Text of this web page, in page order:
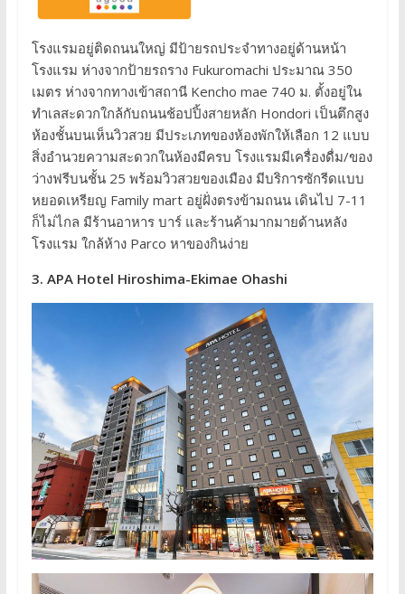
โรงแรมอยู่ติดถนนใหญ่ มีป้ายรถประจำทางอยู่ด้านหน้า
โรงแรม ห่างจากป้ายรถราง Fukuromachi ประมาณ 350
เมตร ห่างจากทางเข้าสถานี Kencho mae 740 ม. ตั้งอยู่ใน
ทำเลสะดวกใกล้กับถนนช้อปปิ้งสายหลัก Hondori เป็นตึกสูง
ห้องชั้นบนเห็นวิวสวย มีประเภทของห้องพักให้เลือก 12 แบบ
สิ่งอำนวยความสะดวกในห้องมีครบ โรงแรมมีเครื่องดื่ม/ของ
ว่างฟรีบนชั้น 25 พร้อมวิวสวยของเมือง มีบริการซักรีดแบบ
หยอดเหรียญ Family mart อยู่ฝั่งตรงข้ามถนน เดินไป 7-11
ก็ไม่ไกล มีร้านอาหาร บาร์ และร้านค้ามากมายด้านหลัง
โรงแรม ใกล้ห้าง Parco หาของกินง่าย
3. APA Hotel Hiroshima-Ekimae Ohashi